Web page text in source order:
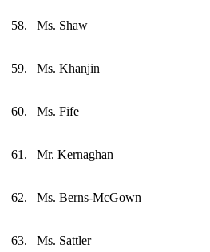
58. Ms. Shaw
59. Ms. Khanjin
60. Ms. Fife
61. Mr. Kernaghan
62. Ms. Berns-McGown
63. Ms. Sattler